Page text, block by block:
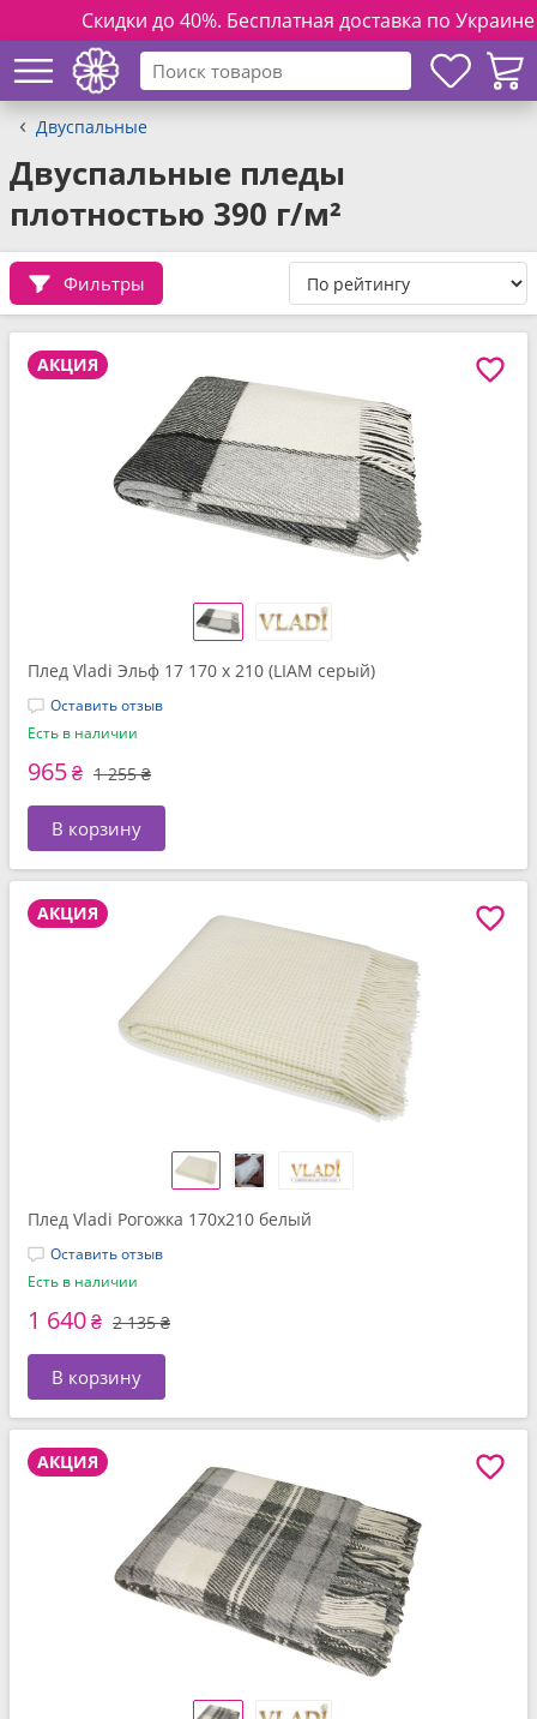
Скидки до 40%. Бесплатная доставка по Украине
Двуспальные
Двуспальные пледы
плотностью 390 г/м²
Фильтры
АКЦИЯ
Плед Vladi Эльф 17 170 x 210 (LIAM серый)
Оставить отзыв
Есть в наличии
965₴ 1 255 ₴
В корзину
АКЦИЯ
Плед Vladi Рогожка 170х210 белый
Оставить отзыв
Есть в наличии
1 640₴ 2 135 ₴
В корзину
АКЦИЯ